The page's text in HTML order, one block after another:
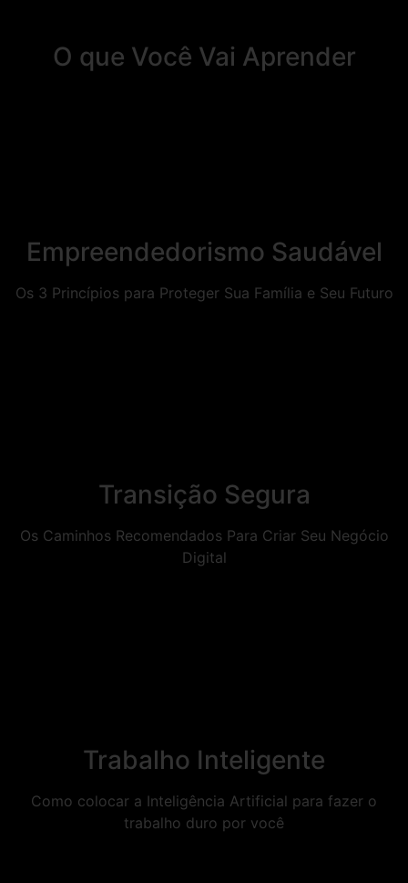
O que Você Vai Aprender
Empreendedorismo Saudável
Os 3 Princípios para Proteger Sua Família e Seu Futuro
Transição Segura
Os Caminhos Recomendados Para Criar Seu Negócio
Digital
Trabalho Inteligente
Como colocar a Inteligência Artificial para fazer o
trabalho duro por você